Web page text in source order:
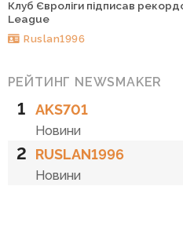
Клуб Євроліги підписав
League
Ruslan1996
РЕЙТИНГ NEWSMAKER
1 AKS701
Новини
2 RUSLAN1996
Новини